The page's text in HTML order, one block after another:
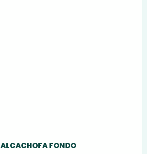
ALCACHOFA FONDO